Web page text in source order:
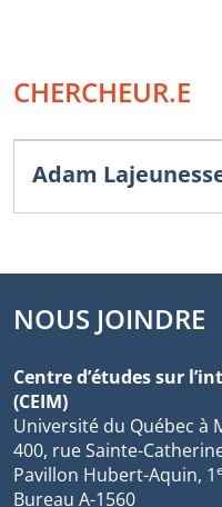
CHERCHEUR.E
Adam
NOUS JOINDRE
Centre d’études sur
(CEIM)
Université du Québec à
400, rue Sainte-
Pavillon Hubert-Aquin, 1
Bureau A-1560